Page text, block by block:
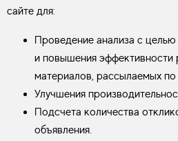
сайте для:
Проведение анализа с
и повышения эффективности
материалов, рассылаемых
Улучшения
Подсчета количества
объявления.